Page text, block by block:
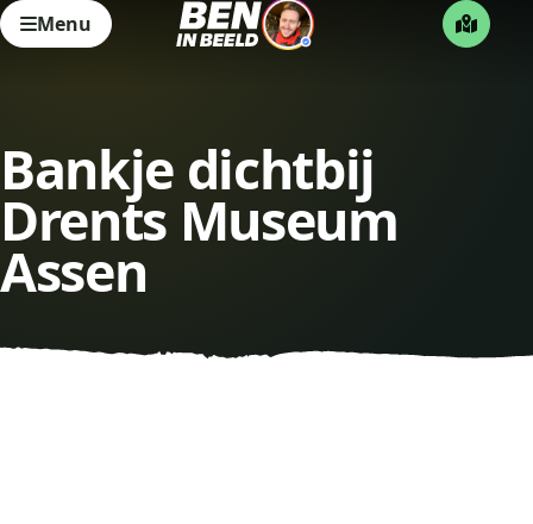
Menu
Bankje dichtbij
Drents Museum
Assen